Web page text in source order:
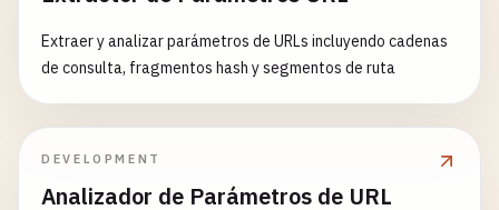
Extraer y analizar parámetros de URLs incluyendo cadenas
de consulta, fragmentos hash y segmentos de ruta
DEVELOPMENT
Analizador de Parámetros de URL